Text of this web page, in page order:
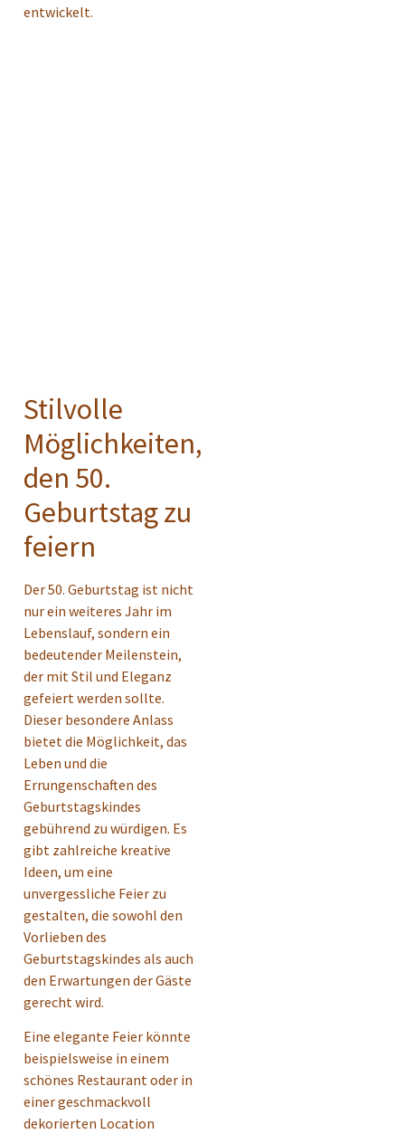
entwickelt.
Stilvolle
Möglichkeiten,
den 50.
Geburtstag zu
feiern
Der 50. Geburtstag ist nicht
nur ein weiteres Jahr im
Lebenslauf, sondern ein
bedeutender Meilenstein,
der mit Stil und Eleganz
gefeiert werden sollte.
Dieser besondere Anlass
bietet die Möglichkeit, das
Leben und die
Errungenschaften des
Geburtstagskindes
gebührend zu würdigen. Es
gibt zahlreiche kreative
Ideen, um eine
unvergessliche Feier zu
gestalten, die sowohl den
Vorlieben des
Geburtstagskindes als auch
den Erwartungen der Gäste
gerecht wird.
Eine elegante Feier könnte
beispielsweise in einem
schönes Restaurant oder in
einer geschmackvoll
dekorierten Location